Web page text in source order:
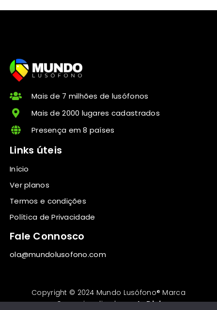
Mais de 7 milhões de lusófonos
Mais de 2000 lugares cadastrados
Presença em 8 países
Links úteis
Início
Ver planos
Termos e condições
Política de Privacidade
Fale Connosco
ola@mundolusofono.com
Copyright © 2024 Mundo Lusófono® Marca
Operacionalizada porIn Digi